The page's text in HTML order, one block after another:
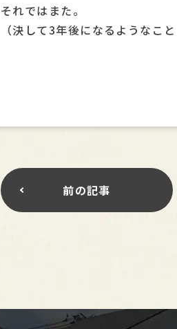
それではまた。
（決して3年後になるようなこ
前の記事